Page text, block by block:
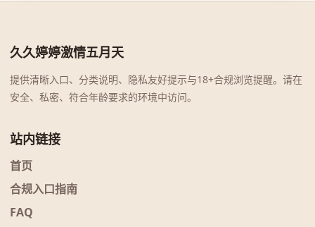
久久婷婷激情五月天
提供清晰入口、分类说明、隐私友好提示与18+合规浏览提醒。请在
安全、私密、符合年龄要求的环境中访问。
站内链接
首页
合规入口指南
FAQ